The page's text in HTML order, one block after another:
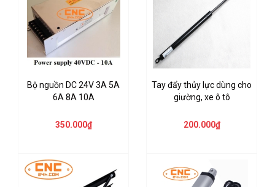
Bộ nguồn DC 24V 3A 5A
6A 8A 10A
350.000₫
Tay đẩy thủy lực dùng cho
giường, xe ô tô
200.000₫